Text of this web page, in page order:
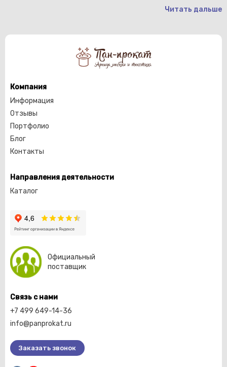
Читать дальше
Компания
Информация
Отзывы
Портфолио
Блог
Контакты
Направления деятельности
Каталог
Официальный
поставщик
Связь с нами
+7 499 649-14-36
info@panprokat.ru
Заказать звонок